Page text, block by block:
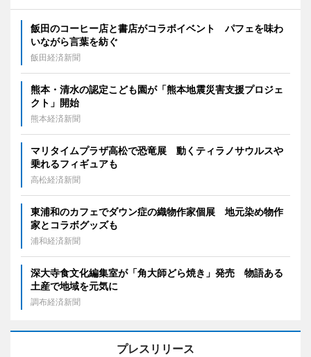
飯田のコーヒー店と書店がコラボイベント パフェを味わ
いながら言葉を紡ぐ
飯田経済新聞
熊本・清水の認定こども園が「熊本地震災害支援プロジェ
クト」開始
熊本経済新聞
マリタイムプラザ高松で恐竜展 動くティラノサウルスや
乗れるフィギュアも
高松経済新聞
東浦和のカフェでダウン症の織物作家個展 地元染め物作
家とコラボグッズも
浦和経済新聞
深大寺食文化編集室が「角大師どら焼き」発売 物語ある
土産で地域を元気に
調布経済新聞
プレスリリース